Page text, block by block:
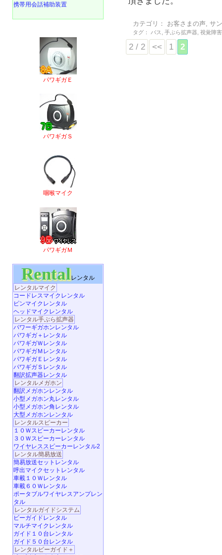
カテゴリ： お客さまの声 ,サ
タグ： バス ,手ぶら拡声器 ,視覚障
2 / 2 << 1 2
携帯用会話補助装置
パワギガＥ
パワギガＳ
咽喉マイク
パワギガＭ
Rentalレンタル
レンタルマイク
コードレスマイクレンタル
ピンマイクレンタル
ヘッドマイクレンタル
レンタル手ぶら拡声器
パワーギガホンレンタル
パワギガ＋レンタル
パワギガＷレンタル
パワギガＭレンタル
パワギガＥレンタル
パワギガＳレンタル
翻訳拡声器レンタル
レンタルメガホン
翻訳メガホンレンタル
小型メガホン丸レンタル
小型メガホン角レンタル
大型メガホンレンタル
レンタルスピーカー
１０Ｗスピーカーレンタル
３０Ｗスピーカーレンタル
ワイヤレススピーカーレンタル2
レンタル簡易放送
簡易放送セットレンタル
呼出マイクセットレンタル
車載１０Ｗレンタル
車載６０Ｗレンタル
ポータブルワイヤレスアンプレン
タル
レンタルガイドシステム
ビーガイドレンタル
マルチマイクレンタル
ガイド１０台レンタル
ガイド５０台レンタル
レンタルビーガイド＋